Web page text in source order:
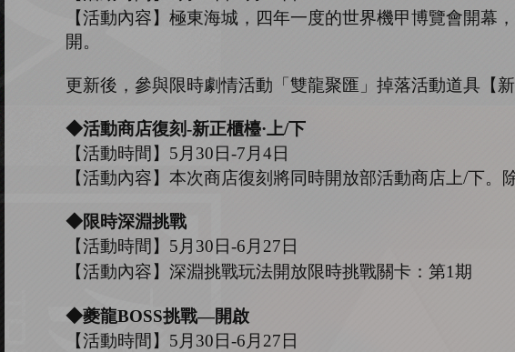
【活動內容】極東海城，四年一度的世界機甲博覽會開幕
開。
更新後，參與限時劇情活動「雙龍聚匯」掉落活動道具【
◆活動商店復刻-新正櫃檯·上/下
【活動時間】 5月 30 日-7月 4日
【活動內容】本次商店復刻將同時開放部活動商店上/下。
◆限時深淵挑戰
【活動時間】 5月 30 日-6月 27 日
【活動內容】深淵挑戰玩法開放限時挑戰關卡：第1期
◆夔龍BOSS挑戰—開啟
【活動時間】 5月 30 日-6月 27 日